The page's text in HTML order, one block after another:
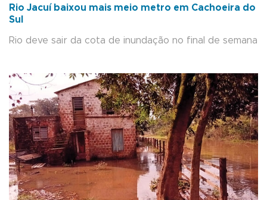
Rio Jacuí baixou mais meio metro em Cachoeira do
Sul
Rio deve sair da cota de inundação no final de semana